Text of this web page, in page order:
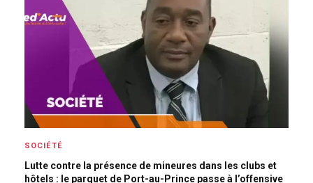
SOCIÉTÉ
Lutte contre la présence de mineures dans les clubs et
hôtels : le parquet de Port-au-Prince passe à l’offensive